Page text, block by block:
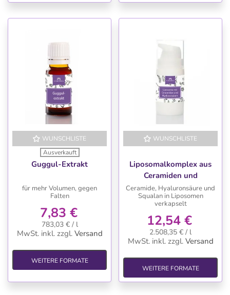
WUNSCHLISTE
Ausverkauft
Guggul-Extrakt
für mehr Volumen, gegen
Falten
7,83 €
783,03 € / l
MwSt. inkl. zzgl. Versand
WEITERE FORMATE
WUNSCHLISTE
Liposomalkomplex aus
Ceramiden und
Hyaluronsäure
Ceramide, Hyaluronsäure und
Squalan in Liposomen
verkapselt
12,54 €
2.508,35 € / l
MwSt. inkl. zzgl. Versand
WEITERE FORMATE